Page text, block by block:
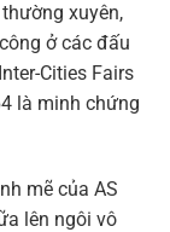
xuyên,
ở các đấu
Cities Fairs
là minh chứng
mẽ của AS
lên ngôi vô